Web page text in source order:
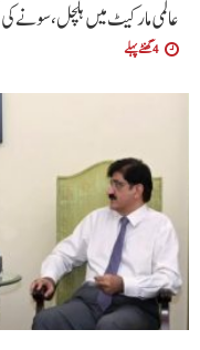
عالمی مارکیٹ میں ہلچل، سونے
4 گھنٹے پہلے